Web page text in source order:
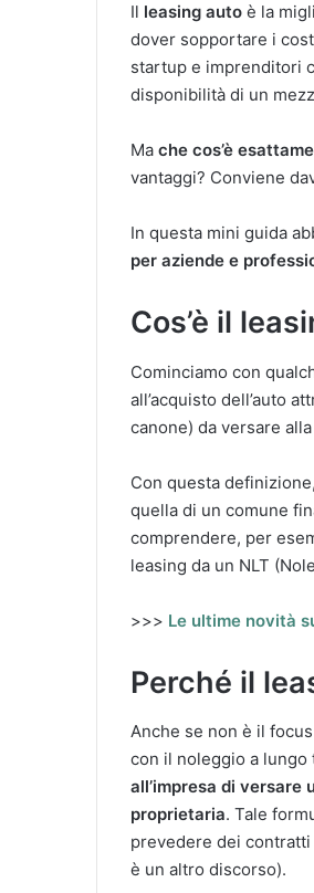
Il leasing auto è la
dover sopportare i
startup e imprenditori
disponibilità di un
Ma che cos’è
vantaggi? Conviene
In questa mini guida
per aziende e
Cos’è il
Cominciamo con
all’acquisto dell’auto
canone) da versare
Con questa
quella di un comune
comprendere, per
leasing da un NLT
>>> Le ultime novità
Perché il
Anche se non è il
con il noleggio a
all’impresa di
proprietaria. Tale
prevedere dei
è un altro discorso).